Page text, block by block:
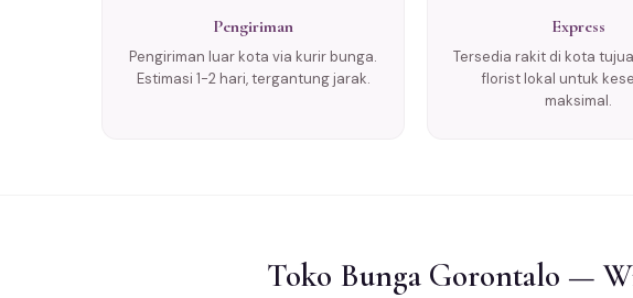
Pengiriman
Pengiriman luar kota via kurir bunga.
Estimasi 1-2 hari, tergantung jarak.
Express
Tersedia rakit di kota
florist lokal untuk
maksimal.
Toko Bunga Gorontalo —